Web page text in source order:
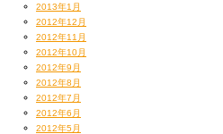
2013年1月
2012年12月
2012年11月
2012年10月
2012年9月
2012年8月
2012年7月
2012年6月
2012年5月